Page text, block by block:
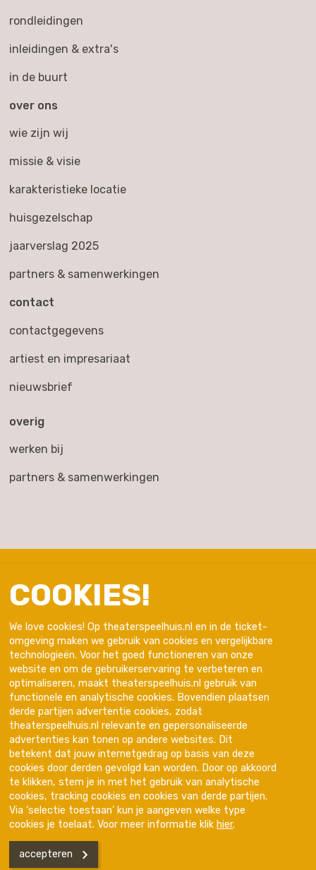
COOKIES!
We love cookies! Op theaterspeelhuis.nl en in de ticket-
omgeving maken we gebruik van cookies en vergelijkbare
technologieën. Voor het goed functioneren van onze
website en om de gebruikerservaring te verbeteren en
optimaliseren, maakt theaterspeelhuis.nl gebruik van
functionele en analytische cookies. Bovendien plaatsen
derde partijen advertentie cookies, zodat
theaterspeelhuis.nl relevante en gepersonaliseerde
advertenties kan tonen op andere websites. Dit
betekent dat jouw internetgedrag op basis van deze
cookies door derden gevolgd kan worden. Door op akkoord
te klikken, stem je in met het gebruik van analytische
cookies, tracking cookies en cookies van derde partijen.
Via ‘selectie toestaan’ kun je aangeven welke type
cookies je toelaat. Voor meer informatie klik hier.
accepteren
rondleidingen
inleidingen & extra's
in de buurt
over ons
wie zijn wij
missie & visie
karakteristieke locatie
huisgezelschap
jaarverslag 2025
partners & samenwerkingen
contact
contactgegevens
artiest en impresariaat
nieuwsbrief
overig
werken bij
partners & samenwerkingen
Trotse partner van